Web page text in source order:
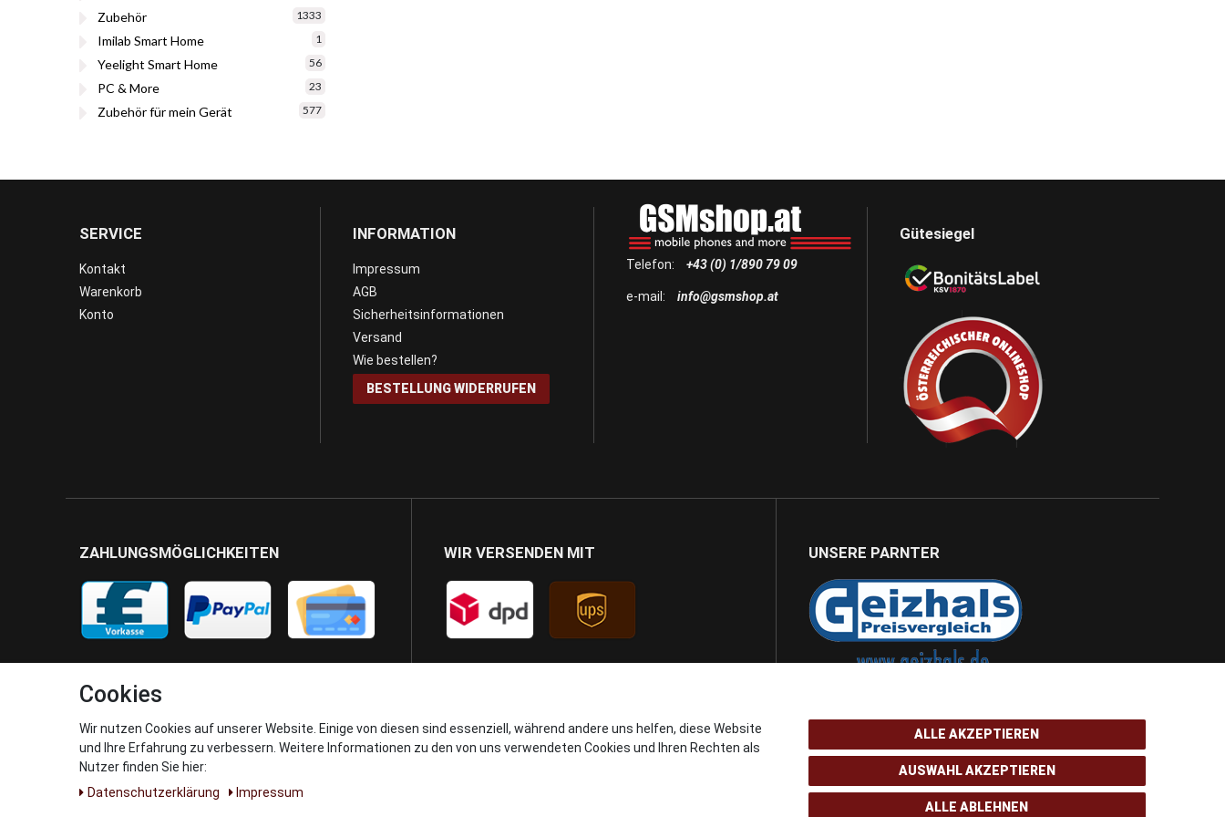
Zubehör 1333
Imilab Smart Home 1
Yeelight Smart Home 56
PC & More 23
Zubehör für mein Gerät 577
SERVICE
Kontakt
Warenkorb
Konto
INFORMATION
Impressum
AGB
Sicherheitsinformationen
Versand
Wie bestellen?
BESTELLUNG WIDERRUFEN
Telefon: +43 (0) 1/890 79 09
e-mail: info@gsmshop.at
Gütesiegel
ZAHLUNGSMÖGLICHKEITEN WIR VERSENDEN MIT UNSERE PARNTER
Cookies
Wir nutzen Cookies auf unserer Website. Einige von diesen sind essenziell, während andere uns helfen, diese Website
und Ihre Erfahrung zu verbessern. Weitere Informationen zu den von uns verwendeten Cookies und Ihren Rechten als
Nutzer finden Sie hier:
Daten­schutz­erklärung
Impressum
ALLE AKZEPTIEREN
AUSWAHL AKZEPTIEREN
ALLE ABLEHNEN